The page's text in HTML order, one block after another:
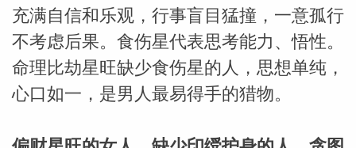
充满自信和乐观，行事盲目猛撞，一意孤行
不考虑后果。食伤星代表思考能力、悟性。
命理比劫星旺缺少食伤星的人，思想单纯，
心口如一，是男人最易得手的猎物。